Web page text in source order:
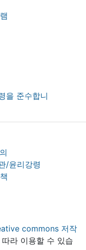
/윤리강령
commons 저작
따라 이용할 수 있습